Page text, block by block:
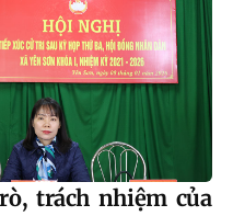
trách nhiệm của